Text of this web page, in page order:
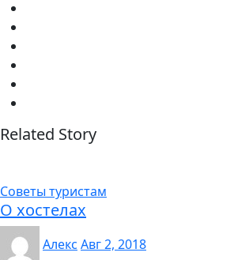
Related Story
Советы туристам
О хостелах
Алекс Авг 2, 2018